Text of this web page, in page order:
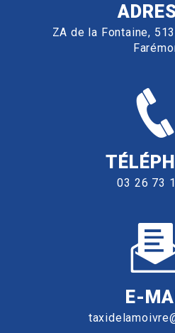
ZA de la Fontaine,
03 26 73
E-